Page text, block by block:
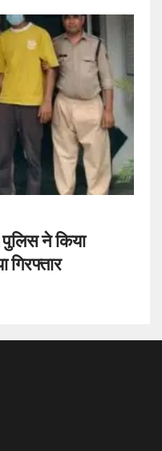
ने किया
गिरफ्तार